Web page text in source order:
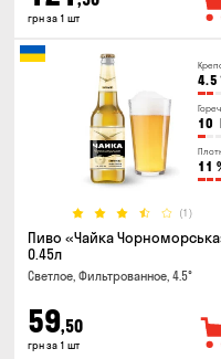
грн за 1 шт
4.5
10
11
(1)
Пиво «Чайка
0.45л
Светлое, Фильтрованное, 4.5°
59,50
грн за 1 шт